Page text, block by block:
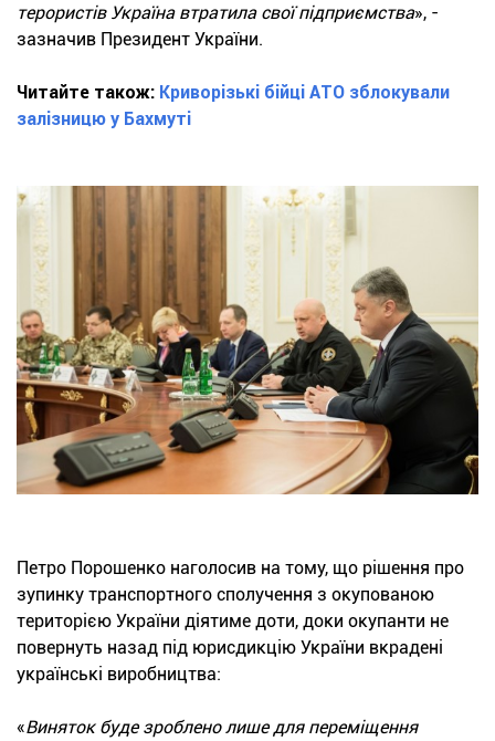
терористів Україна втратила свої підприємства», -
зазначив Президент України.
Читайте також: Криворізькі бійці АТО зблокували
залізницю у Бахмуті
Петро Порошенко наголосив на тому, що рішення про
зупинку транспортного сполучення з окупованою
територією України діятиме доти, доки окупанти не
повернуть назад під юрисдикцію України вкрадені
українські виробництва:
«Виняток буде зроблено лише для переміщення